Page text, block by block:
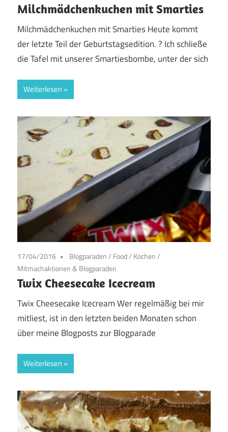
Milchmädchenkuchen mit Smarties
Milchmädchenkuchen mit Smarties Heute kommt
der letzte Teil der Geburtstagsedition. ? Ich schließe
die Tafel mit unserer Smartiesbombe, unter der sich
Weiterlesen
17/04/2016 Blogparaden/ Food/ Kochen/
Mitmachaktionen & Blogparaden
Twix Cheesecake Icecream
Twix Cheesecake Icecream Wer regelmäßig bei mir
mitliest, ist in den letzten beiden Monaten schon
über meine Blogposts zur Blogparade
Weiterlesen